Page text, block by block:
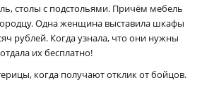
столы с подстольями. Причём мебель
Одна женщина выставила шкафы
рублей. Когда узнала, что они нужны
их бесплатно!
когда получают отклик от бойцов.